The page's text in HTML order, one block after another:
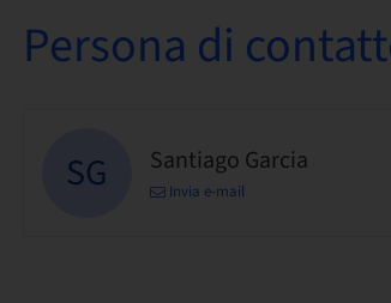
Persona di
SG Santiago Garcia
Invia e-mail